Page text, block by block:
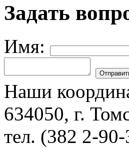
Задать
Имя:
Наши
634050, г.
тел. (382 2-